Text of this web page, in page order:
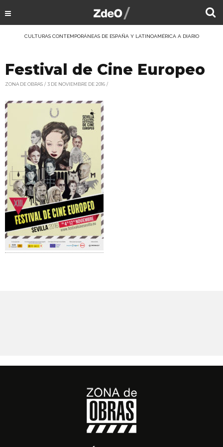
CULTURAS CONTEMPORÁNEAS DE ESPAÑA Y LATINOAMÉRICA A DIARIO
Festival de Cine Europeo
ZONA DE OBRAS 3 DE NOVIEMBRE DE 2016